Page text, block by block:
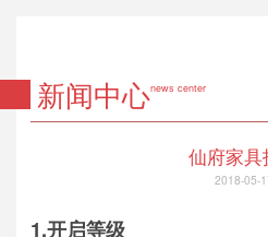
新闻中心news center
仙府家具
2018-05-
1.开启等级